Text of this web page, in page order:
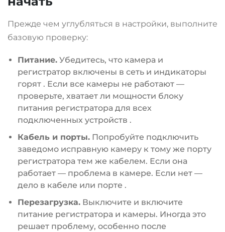
Прежде чем углубляться в настройки, выполните
базовую проверку:
Питание. Убедитесь, что камера и
регистратор включены в сеть и индикаторы
горят . Если все камеры не работают —
проверьте, хватает ли мощности блоку
питания регистратора для всех
подключенных устройств .
Кабель и порты. Попробуйте подключить
заведомо исправную камеру к тому же порту
регистратора тем же кабелем. Если она
работает — проблема в камере. Если нет —
дело в кабеле или порте .
Перезагрузка. Выключите и включите
питание регистратора и камеры. Иногда это
решает проблему, особенно после